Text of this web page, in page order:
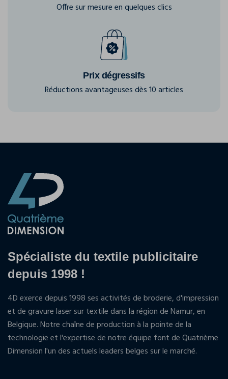
Offre sur mesure en quelques clics
Prix dégressifs
Réductions avantageuses dès 10 articles
Spécialiste du textile publicitaire
depuis 1998 !
4D exerce depuis 1998 ses activités de broderie, d'impression
et de gravure laser sur textile dans la région de Namur, en
Belgique. Notre chaîne de production à la pointe de la
technologie et l'expertise de notre équipe font de Quatrième
Dimension l'un des actuels leaders belges sur le marché.